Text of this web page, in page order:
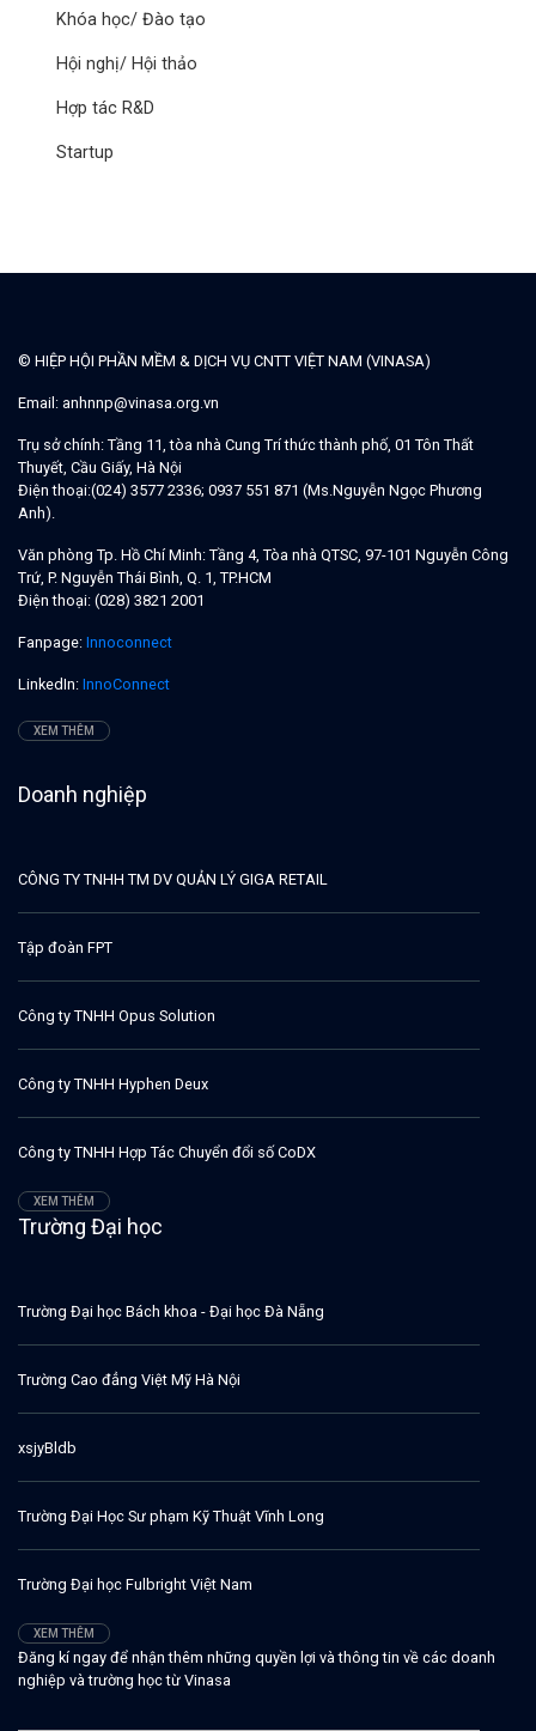
Khóa học/ Đào tạo
Hội nghị/ Hội thảo
Hợp tác R&D
Startup
© HIỆP HỘI PHẦN MỀM & DỊCH VỤ CNTT VIỆT NAM (VINASA)
Email: anhnnp@vinasa.org.vn
Trụ sở chính: Tầng 11, tòa nhà Cung Trí thức thành phố, 01 Tôn Thất
Thuyết, Cầu Giấy, Hà Nội
Điện thoại:(024) 3577 2336; 0937 551 871 (Ms.Nguyễn Ngọc Phương
Anh).
Văn phòng Tp. Hồ Chí Minh: Tầng 4, Tòa nhà QTSC, 97-101 Nguyễn Công
Trứ, P. Nguyễn Thái Bình, Q. 1, TP.HCM
Điện thoại: (028) 3821 2001
Fanpage: Innoconnect
LinkedIn: InnoConnect
XEM THÊM
Doanh nghiệp
CÔNG TY TNHH TM DV QUẢN LÝ GIGA RETAIL
Tập đoàn FPT
Công ty TNHH Opus Solution
Công ty TNHH Hyphen Deux
Công ty TNHH Hợp Tác Chuyển đổi số CoDX
XEM THÊM
Trường Đại học
Trường Đại học Bách khoa - Đại học Đà Nẵng
Trường Cao đẳng Việt Mỹ Hà Nội
xsjyBldb
Trường Đại Học Sư phạm Kỹ Thuật Vĩnh Long
Trường Đại học Fulbright Việt Nam
XEM THÊM
Đăng kí ngay để nhận thêm những quyền lợi và thông tin về các doanh
nghiệp và trường học từ Vinasa